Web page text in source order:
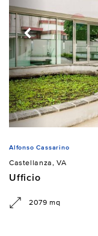
Alfonso Cassarino
Castellanza, VA
Ufficio
2079 mq